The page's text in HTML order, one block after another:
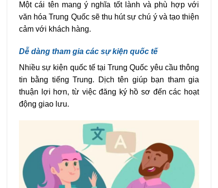
Một cái tên mang ý nghĩa tốt lành và phù hợp với
văn hóa Trung Quốc sẽ thu hút sự chú ý và tạo thiện
cảm với khách hàng.
Dễ dàng tham gia các sự kiện quốc tế
Nhiều sự kiện quốc tế tại Trung Quốc yêu cầu thông
tin bằng tiếng Trung. Dịch tên giúp bạn tham gia
thuận lợi hơn, từ việc đăng ký hồ sơ đến các hoạt
động giao lưu.